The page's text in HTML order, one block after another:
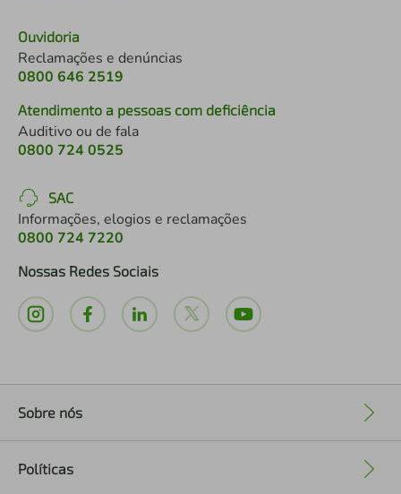
Ouvidoria
Reclamações e denúncias
0800 646 2519
Atendimento a pessoas com deficiência
Auditivo ou de fala
0800 724 0525
SAC
Informações, elogios e reclamações
0800 724 7220
Nossas Redes Sociais
Sobre nós
Políticas